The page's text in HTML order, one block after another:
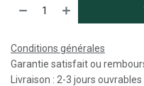
Conditions générales
Garantie satisfait ou
Livraison : 2-3 jours ouvrables